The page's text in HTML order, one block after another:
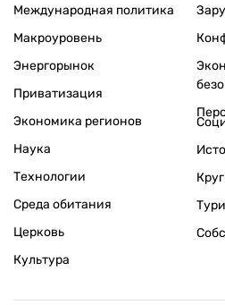
Международная политика
Макроуровень
Энергорынок
Приватизация
Экономика регионов
Наука
Технологии
Среда обитания
Церковь
Культура